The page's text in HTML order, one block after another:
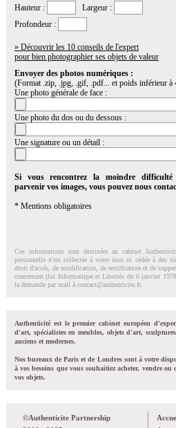
Hauteur :
Largeur :
Profondeur :
» Découvrir les 10 conseils de l'expert
pour bien photographier ses objets de valeur
Envoyer des photos numériques :
(Format .zip, .jpg, .gif, .pdf... et poids inférieur à
Une photo générale de face :
Une photo du dos ou du dessous :
Une signature ou un détail :
Si vous rencontrez la moindre
parvenir vos images, vous pouvez nous
* Mentions obligatoires
Ces informations sont destinées au cabinet
personnelle n'est collectée à votre insu ni cédée à des
droit d'accés, de modification, de rectification et de
concernant (loi Informatique et Libertés du 6 janvier
la demande par mail à contact@authenticite.fr.
Authenticité est le premier cabinet européen
d'art, spécialistes en meubles, objets d'art,
anciens et modernes.
Nos bureaux de Paris et de Londres sont à votre
à vos besoins que vous souhaitiez acheter, vendre
vos objets.
©Authenticite Partnership